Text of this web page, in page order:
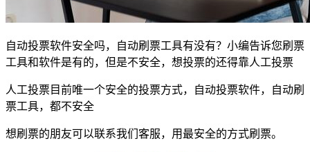
自动投票软件安全吗，自动刷票工具有没有？小编告诉您刷票
工具和软件是有的，但是不安全，想投票的还得靠人工投票
人工投票目前唯一个安全的投票方式，自动投票软件，自动刷
票工具，都不安全
想刷票的朋友可以联系我们客服，用最安全的方式刷票。